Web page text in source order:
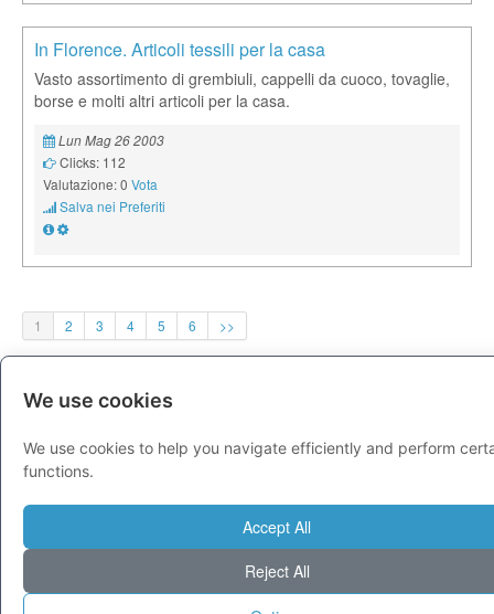
In Florence. Articoli tessili per la casa
Vasto assortimento di grembiuli, cappelli da cuoco, tovaglie,
borse e molti altri articoli per la casa.
Lun Mag 26 2003
Clicks: 112
Valutazione: 0 Vota
Salva nei Preferiti
1 2 3 4 5 6 >>
EDITORI DI QUESTA CATEGORIA
Graziano
We use cookies
We use cookies to help you navigate efficiently and perform
functions.
Accept All
Reject All